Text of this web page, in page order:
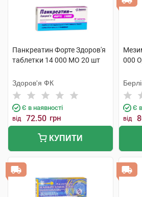
Панкреатин Форте Здоров'я
таблетки 14 000 МО 20 шт
Здоров'я ФК
Є в наявності
від 72.50 грн
КУПИТИ
000
Є
від